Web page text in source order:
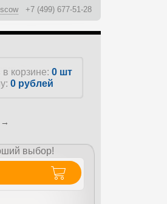
+7 (499) 677-51-28
корзине: 0 шт
0 рублей
→
выбор!